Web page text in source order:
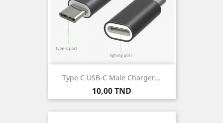
Type C USB-C Male Charger...
Prix
10,00 TND